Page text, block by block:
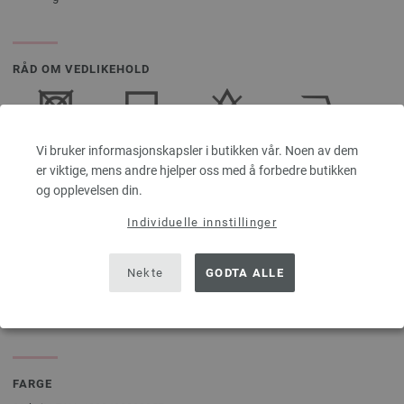
Vi bruker informasjonskapsler i butikken vår. Noen av dem
er viktige, mens andre hjelper oss med å forbedre butikken
og opplevelsen din.
Individuelle innstillinger
Nekte GODTA ALLE
RÅD OM VEDLIKEHOLD
Tåler ikke
trommeltørking
Tørkes flatt
Tåler ikke
bleking
Tåler
stryking ved
lav
Håndvask
FARGE